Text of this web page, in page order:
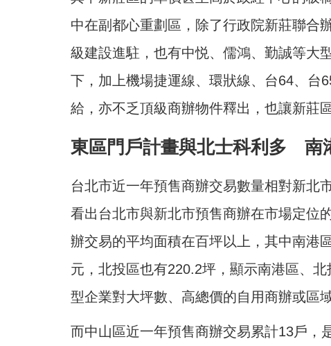
中在副都心重劃區，除了行政院新莊聯合
級建設進駐，也有中悦、儒鴻、勤誠等大
下，加上機場捷運線、環狀線、台64、台
給，亦不乏頂級商辦物件釋出，也讓新莊
東區門戶計畫與北士科利多 南
台北市近一年預售商辦交易數量相對新北
看出台北市與新北市預售商辦在市場定位
辦交易的平均面積在百坪以上，其中南港
元，北投區也有220.2坪，顯示南港區、
型企業對大坪數、高總價的自用商辦或區
而中山區近一年預售商辦交易累計13戶，